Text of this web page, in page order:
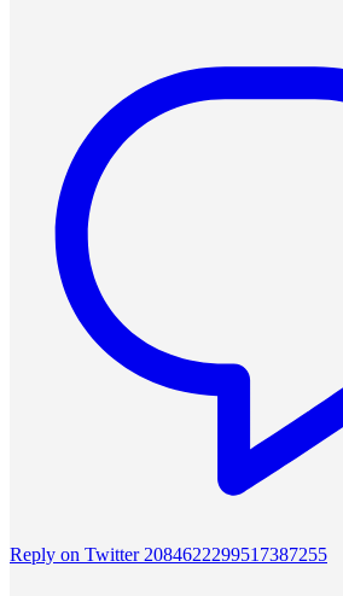
Reply on Twitter 2084622299517387255